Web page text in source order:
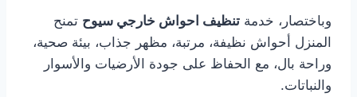
وباختصار، خدمة تنظيف احواش خارجي سيوح تمنح
المنزل أحواش نظيفة، مرتبة، مظهر جذاب، بيئة صحية،
وراحة بال، مع الحفاظ على جودة الأرضيات والأسوار
والنباتات.